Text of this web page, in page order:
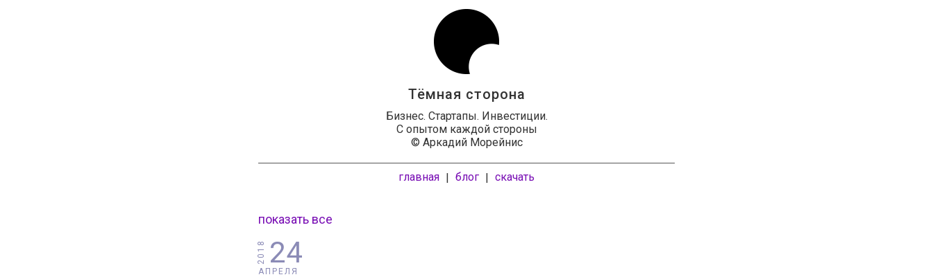
Тёмная сторона
Бизнес. Стартапы. Инвестиции.
С опытом каждой стороны
© Аркадий Морейнис
главная | блог | скачать
показать все
24
АПРЕЛЯ
2018